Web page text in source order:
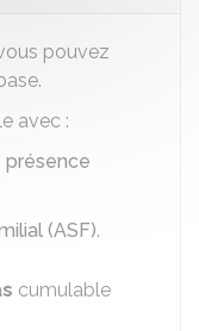
pouvez
avec :
présence
(ASF).
cumulable